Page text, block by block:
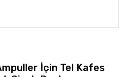
İçin Tel Kafes